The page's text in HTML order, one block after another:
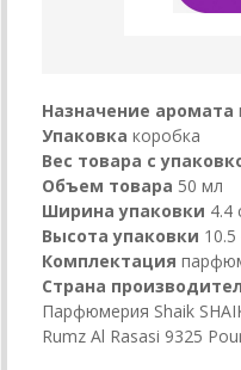
Назначение аромата
Упаковка коробка
Вес товара с
Объем товара 50 мл
Ширина упаковки 4.4
Высота упаковки
Комплектация
Страна
Парфюмерия Shaik
Rumz Al Rasasi 9325